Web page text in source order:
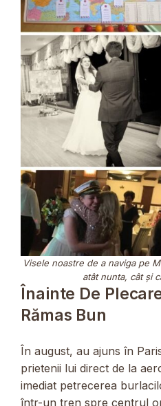
Visele noastre de a naviga pe
atât nunta, cât și
Înainte De
Rămas Bun
În august, au ajuns în
prietenii lui direct de la
imediat petrecerea
într-un tren spre centrul